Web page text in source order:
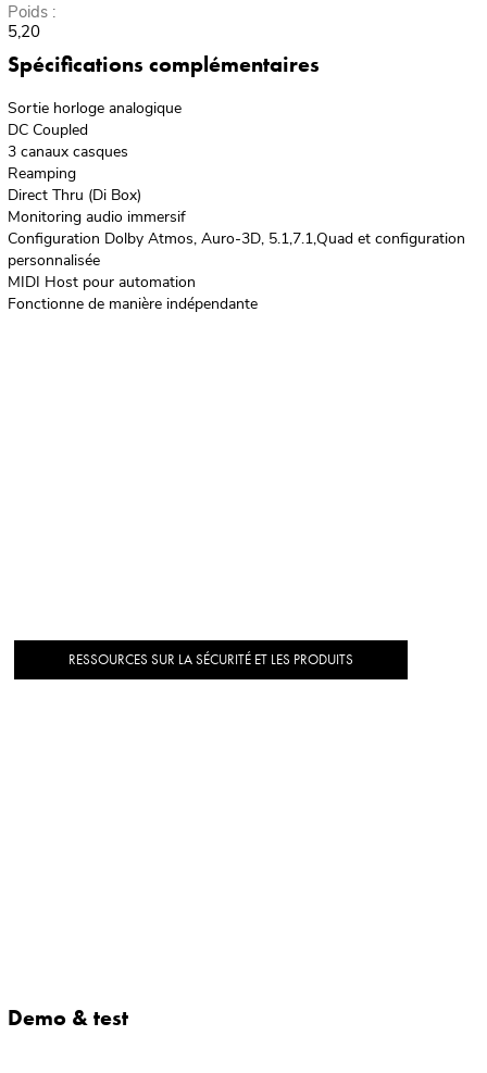
Poids :
5,20
Spécifications complémentaires
Sortie horloge analogique
DC Coupled
3 canaux casques
Reamping
Direct Thru (Di Box)
Monitoring audio immersif
Configuration Dolby Atmos, Auro-3D, 5.1,7.1,Quad et configuration
personnalisée
MIDI Host pour automation
Fonctionne de manière indépendante
RESSOURCES SUR LA SÉCURITÉ ET LES PRODUITS
Demo & test